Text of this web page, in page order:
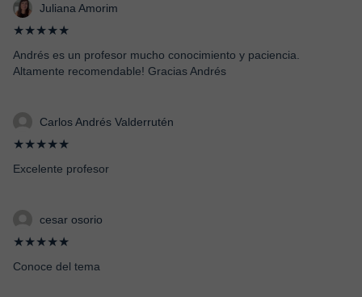
Juliana Amorim
★★★★★
Andrés es un profesor mucho conocimiento y paciencia.
Altamente recomendable! Gracias Andrés
Carlos Andrés Valderrutén
★★★★★
Excelente profesor
cesar osorio
★★★★★
Conoce del tema